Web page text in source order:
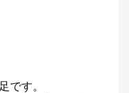
です。